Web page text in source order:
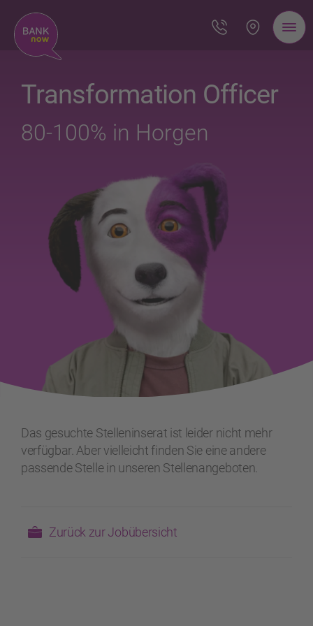
Transformation Officer
80-100% in Horgen
Das gesuchte Stelleninserat ist leider nicht mehr
verfügbar. Aber vielleicht finden Sie eine andere
passende Stelle in unseren Stellenangeboten.
Zurück zur Jobübersicht